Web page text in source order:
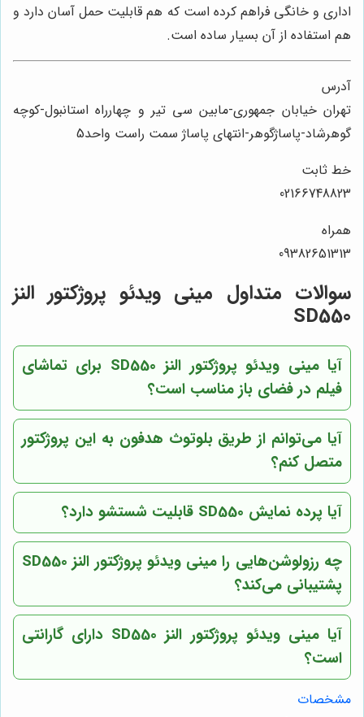
اداری و خانگی فراهم کرده است که هم قابلیت حمل آسان دارد و
هم استفاده از آن بسیار ساده است.
آدرس
تهران خیابان جمهوری-مابین سی تیر و چهارراه استانبول-کوچه
گوهرشاد-پاساژگوهر-انتهای پاساژ سمت راست واحد5
خط ثابت
02166748823
همراه
09382651313
سوالات متداول مینی ویدئو پروژکتور النز
SD550
آیا مینی ویدئو پروژکتور النز SD550 برای تماشای
فیلم در فضای باز مناسب است؟
آیا می‌توانم از طریق بلوتوث هدفون به این پروژکتور
متصل کنم؟
آیا پرده نمایش SD550 قابلیت شستشو دارد؟
چه رزولوشن‌هایی را مینی ویدئو پروژکتور النز SD550
پشتیبانی می‌کند؟
آیا مینی ویدئو پروژکتور النز SD550 دارای گارانتی
است؟
مشخصات